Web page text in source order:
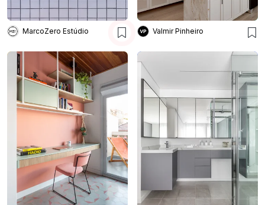
MarcoZero Estúdio Valmir Pinheiro